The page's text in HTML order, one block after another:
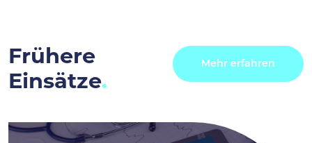
Frühere
Einsätze
Mehr erfahren